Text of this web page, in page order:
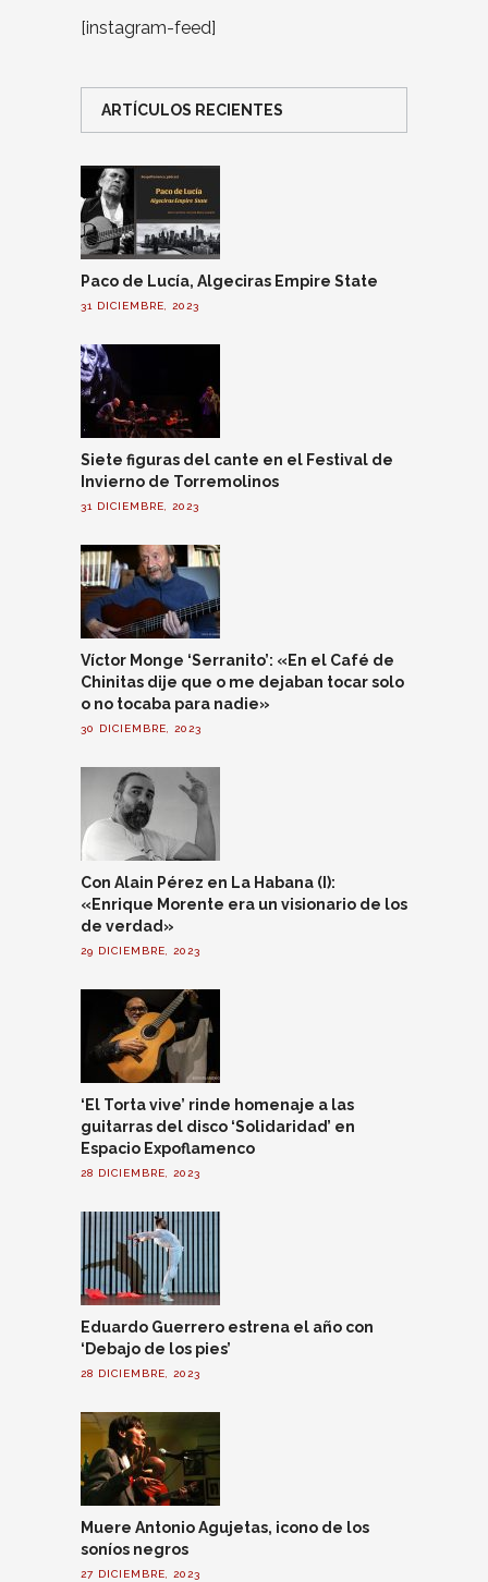
[instagram-feed]
ARTÍCULOS RECIENTES
Paco de Lucía, Algeciras Empire State
31 DICIEMBRE, 2023
Siete figuras del cante en el Festival de
Invierno de Torremolinos
31 DICIEMBRE, 2023
Víctor Monge ‘Serranito’: «En el Café de
Chinitas dije que o me dejaban tocar solo
o no tocaba para nadie»
30 DICIEMBRE, 2023
Con Alain Pérez en La Habana (I):
«Enrique Morente era un visionario de los
de verdad»
29 DICIEMBRE, 2023
‘El Torta vive’ rinde homenaje a las
guitarras del disco ‘Solidaridad’ en
Espacio Expoflamenco
28 DICIEMBRE, 2023
Eduardo Guerrero estrena el año con
‘Debajo de los pies’
28 DICIEMBRE, 2023
Muere Antonio Agujetas, icono de los
soníos negros
27 DICIEMBRE, 2023